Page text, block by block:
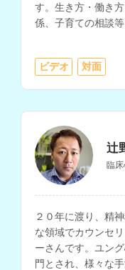
す。生き方・働き
係、子育ての相談
ビデオ 対面
辻
臨
２０年に渡り、精
な領域でカウンセ
ーさんです。ユン
門とされ、様々な